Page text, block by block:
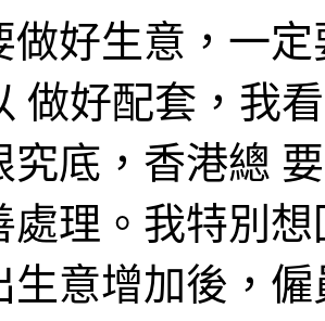
做好生意，一
做好配套，我
究底，香港總
處理。我特別
生意增加後，